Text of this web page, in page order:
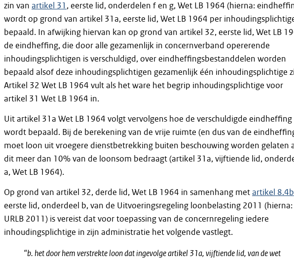
zin van artikel 31 , eerste lid, onderdelen f en g, Wet LB 1964 (hierna:
wordt op grond van artikel 31a, eerste lid, Wet LB 1964 per
bepaald. In afwijking hiervan kan op grond van artikel 32, eerste lid, Wet LB
de eindheffing, die door alle gezamenlijk in concernverband opererende
inhoudingsplichtigen is verschuldigd, over eindheffingsbestanddelen worden
bepaald alsof deze inhoudingsplichtigen gezamenlijk één inhoudingsplichtige
Artikel 32 Wet LB 1964 vult als het ware het begrip inhoudingsplichtige voor
artikel 31 Wet LB 1964 in.
Uit artikel 31a Wet LB 1964 volgt vervolgens hoe de verschuldigde eindheffing
wordt bepaald. Bij de berekening van de vrije ruimte (en dus van de
moet loon uit vroegere dienstbetrekking buiten beschouwing worden gelaten
dit meer dan 10% van de loonsom bedraagt (artikel 31a, vijftiende lid,
a, Wet LB 1964).
Op grond van artikel 32, derde lid, Wet LB 1964 in samenhang metartikel 8.4b
eerste lid, onderdeel b, van de Uitvoeringsregeling loonbelasting 2011 (hierna:
URLB 2011) is vereist dat voor toepassing van de concernregeling iedere
inhoudingsplichtige in zijn administratie het volgende vastlegt.
“b. het door hem verstrekte loon dat ingevolge artikel 31a, vijftiende lid, van de wet